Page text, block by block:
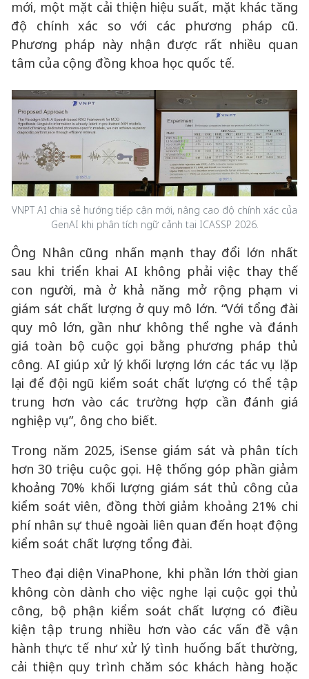
mới, một mặt cải thiện hiệu suất, mặt khác tăng
độ chính xác so với các phương pháp cũ.
Phương pháp này nhận được rất nhiều quan
tâm của cộng đồng khoa học quốc tế.
VNPT AI chia sẻ hướng tiếp cận mới, nâng cao độ chính xác của
GenAI khi phân tích ngữ cảnh tại ICASSP 2026.
Ông Nhân cũng nhấn mạnh thay đổi lớn nhất
sau khi triển khai AI không phải việc thay thế
con người, mà ở khả năng mở rộng phạm vi
giám sát chất lượng ở quy mô lớn. “Với tổng đài
quy mô lớn, gần như không thể nghe và đánh
giá toàn bộ cuộc gọi bằng phương pháp thủ
công. AI giúp xử lý khối lượng lớn các tác vụ lặp
lại để đội ngũ kiểm soát chất lượng có thể tập
trung hơn vào các trường hợp cần đánh giá
nghiệp vụ”, ông cho biết.
Trong năm 2025, iSense giám sát và phân tích
hơn 30 triệu cuộc gọi. Hệ thống góp phần giảm
khoảng 70% khối lượng giám sát thủ công của
kiểm soát viên, đồng thời giảm khoảng 21% chi
phí nhân sự thuê ngoài liên quan đến hoạt động
kiểm soát chất lượng tổng đài.
Theo đại diện VinaPhone, khi phần lớn thời gian
không còn dành cho việc nghe lại cuộc gọi thủ
công, bộ phận kiểm soát chất lượng có điều
kiện tập trung nhiều hơn vào các vấn đề vận
hành thực tế như xử lý tình huống bất thường,
cải thiện quy trình chăm sóc khách hàng hoặc